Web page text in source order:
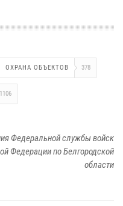
ОХРАНА ОБЪЕКТОВ 378
1106
Федеральной службы войск
Федерации по Белгородской
области